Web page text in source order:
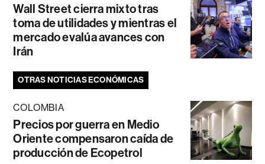
Wall Street cierra mixto tras
toma de utilidades y mientras el
mercado evalúa avances con
Irán
OTRAS NOTICIAS ECONÓMICAS
COLOMBIA
Precios por guerra en Medio
Oriente compensaron caída de
producción de Ecopetrol